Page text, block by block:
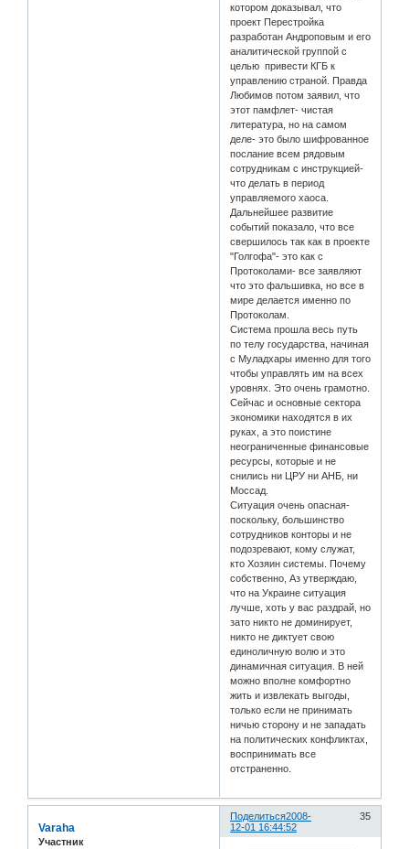
котором доказывал, что
проект Перестройка
разработан Андроповым и его
аналитической группой с
целью привести КГБ к
управлению страной. Правда
Любимов потом заявил, что
этот памфлет- чистая
литература, но на самом
деле- это было шифрованное
послание всем рядовым
сотрудникам с инструкцией-
что делать в период
управляемого хаоса.
Дальнейшее развитие
событий показало, что все
свершилось так как в проекте
"Голгофа"- это как с
Протоколами- все заявляют
что это фальшивка, но все в
мире делается именно по
Протоколам.
Система прошла весь путь
по телу государства, начиная
с Муладхары именно для того
чтобы управлять им на всех
уровнях. Это очень грамотно.
Сейчас и основные сектора
экономики находятся в их
руках, а это поистине
неограниченные финансовые
ресурсы, которые и не
снились ни ЦРУ ни АНБ, ни
Моссад.
Ситуация очень опасная-
поскольку, большинство
сотрудников конторы и не
подозревают, кому служат,
кто Хозяин системы. Почему
собственно, Аз утверждаю,
что на Украине ситуация
лучше, хоть у вас раздрай, но
зато никто не доминирует,
никто не диктует свою
единоличную волю и это
динамичная ситуация. В ней
можно вполне комфортно
жить и извлекать выгоды,
только если не принимать
ничью сторону и не западать
на политических конфликтах,
воспринимать все
отстраненно.
Поделиться 35
2008-
12-01 16:44:52
Varaha
Участник